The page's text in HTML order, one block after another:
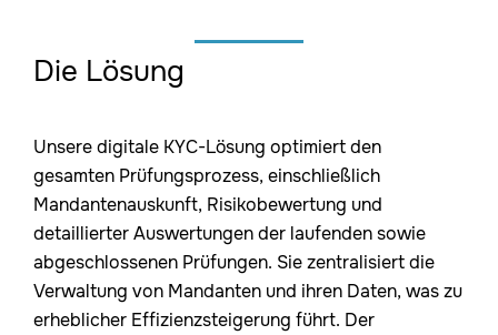
Die Lösung
Unsere digitale KYC-Lösung optimiert den
gesamten Prüfungsprozess, einschließlich
Mandantenauskunft, Risikobewertung und
detaillierter Auswertungen der laufenden sowie
abgeschlossenen Prüfungen. Sie zentralisiert die
Verwaltung von Mandanten und ihren Daten, was zu
erheblicher Effizienzsteigerung führt. Der